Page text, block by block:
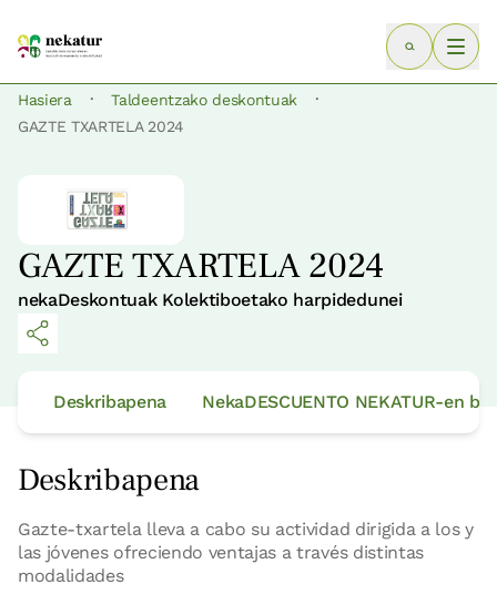
Hasiera · Taldeentzako deskontuak ·
GAZTE TXARTELA 2024
GAZTE TXARTELA 2024
nekaDeskontuak Kolektiboetako harpidedunei
Deskribapena NekaDESCUENTO NEKATUR-en
Deskribapena
Gazte-txartela lleva a cabo su actividad dirigida a los y
las jóvenes ofreciendo ventajas a través distintas
modalidades